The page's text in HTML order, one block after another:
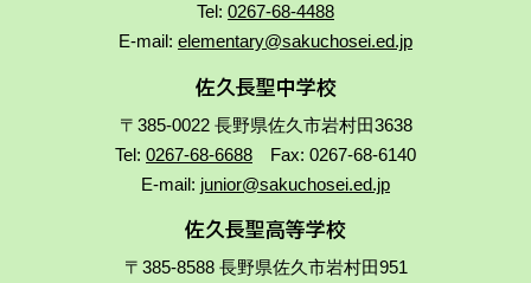
Tel: 0267-68-4488
E-mail: elementary@sakuchosei.ed.jp
佐久長聖中学校
〒385-0022 長野県佐久市岩村田3638
Tel: 0267-68-6688 Fax: 0267-68-6140
E-mail: junior@sakuchosei.ed.jp
佐久長聖高等学校
〒385-8588 長野県佐久市岩村田951